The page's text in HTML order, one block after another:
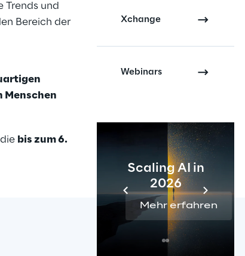
Xchange
Webinars
Scaling AI in
2026
Mehr erfahren
Trends und
Bereich der
Menschen
bis zum 6.